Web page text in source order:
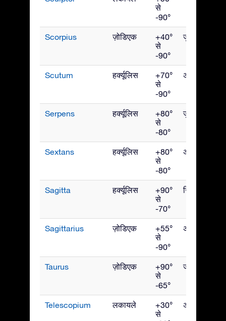
से
-90°
Scorpius ज़ोडिएक
+40°
से
-90°
जुलाई
Scutum हर्क्यूलिस
+70°
से
-90°
अगस्त
Serpens हर्क्यूलिस
+80°
से
-80°
जुलाई
Sextans हर्क्यूलिस
+80°
से
-80°
अप्रैल
Sagitta हर्क्यूलिस
+90°
से
-70°
सितंबर
Sagittarius ज़ोडिएक
+55°
से
-90°
अगस्त
Taurus ज़ोडिएक
+90°
से
-65°
जनवरी
Telescopium लकायले
+30°
से
अगस्त